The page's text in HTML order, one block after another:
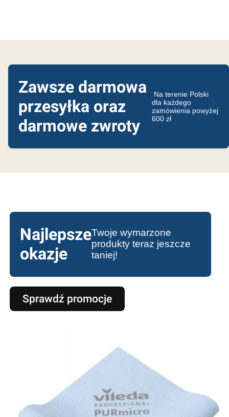
Zawsze darmowa
przesyłka oraz
darmowe zwroty
Na terenie Polski
dla każdego
zamówienia powyżej
600 zł
Najlepsze
okazje
Twoje wymarzone
produkty teraz jeszcze
taniej!
Sprawdź promocje